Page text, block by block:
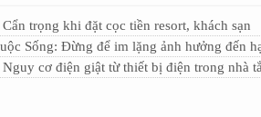
trọng khi đặt cọc tiền resort, khách sạn
Sống: Đừng để im lặng ảnh hưởng đến
cơ điện giật từ thiết bị điện trong nhà